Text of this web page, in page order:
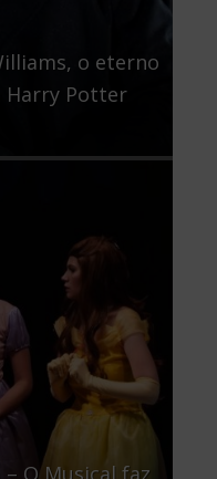
o eterno
Harry Potter